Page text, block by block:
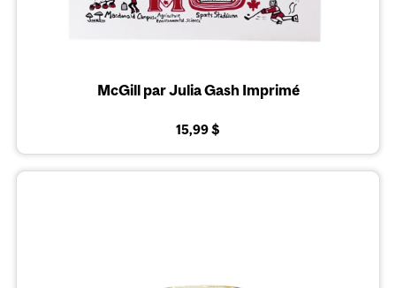
McGill par Julia Gash Imprimé
15,99 $